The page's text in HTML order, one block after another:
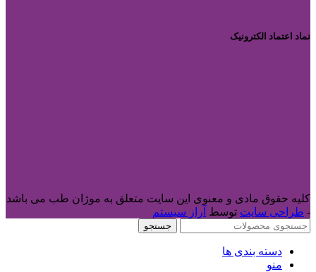
نماد اعتماد الکترونیک
کلیه حقوق مادی و معنوی این سایت متعلق به موژان طب می باشد
- طراحی سایت توسط آراز سیستم
جستجو
دسته بندی ها
منو